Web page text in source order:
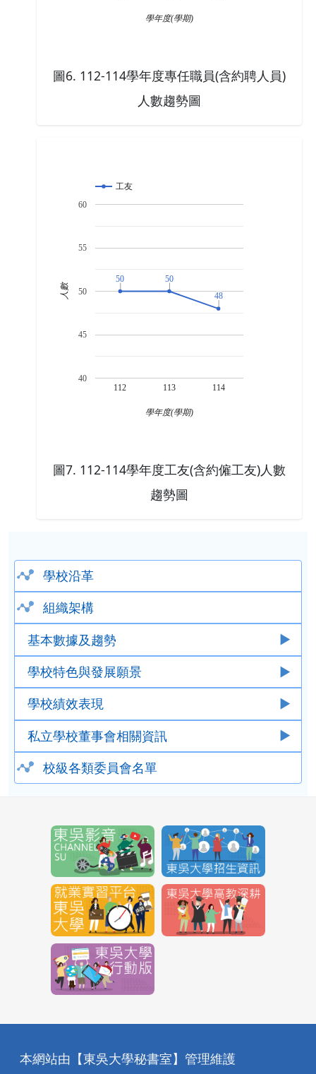
學校沿革
組織架構
基本數據及趨勢
學校特色與發展願景
學校績效表現
私立學校董事會相關資訊
校級各類委員會名單
學年度(學期)
圖6. 112-114學年度專任職員(含約聘人員)
人數趨勢圖
工友
112 113 114
40
45
50
55
60
50
50 50
50
48
48
學年度(學期)
人數
圖7. 112-114學年度工友(含約僱工友)人數
趨勢圖
本網站由【東吳大學秘書室】管理維護